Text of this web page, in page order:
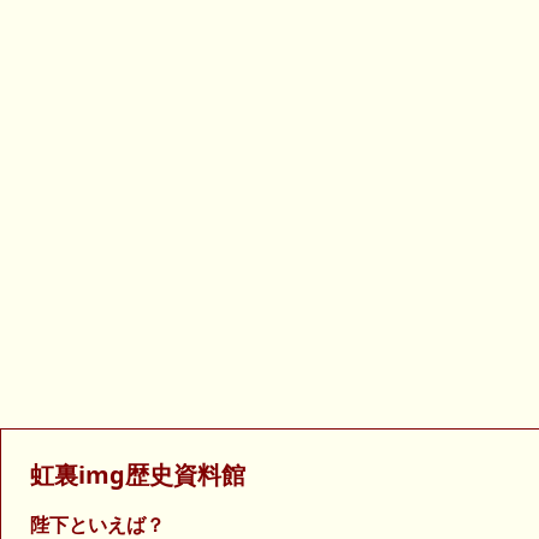
虹裏img歴史資料館
陛下といえば？